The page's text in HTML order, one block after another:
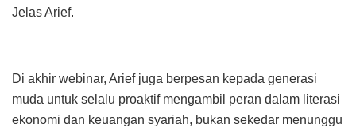
Jelas Arief.
Di akhir webinar, Arief juga berpesan kepada generasi
muda untuk selalu proaktif mengambil peran dalam literasi
ekonomi dan keuangan syariah, bukan sekedar menunggu